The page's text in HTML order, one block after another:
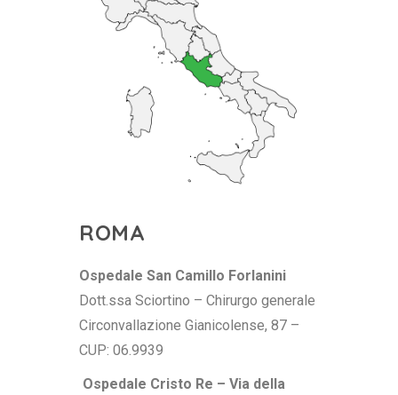
ROMA
Ospedale San Camillo Forlanini
Dott.ssa Sciortino – Chirurgo generale
Circonvallazione Gianicolense, 87 –
CUP: 06.9939
Ospedale Cristo Re – Via della